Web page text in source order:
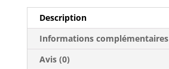
Description
Informations complémentaires
Avis (0)